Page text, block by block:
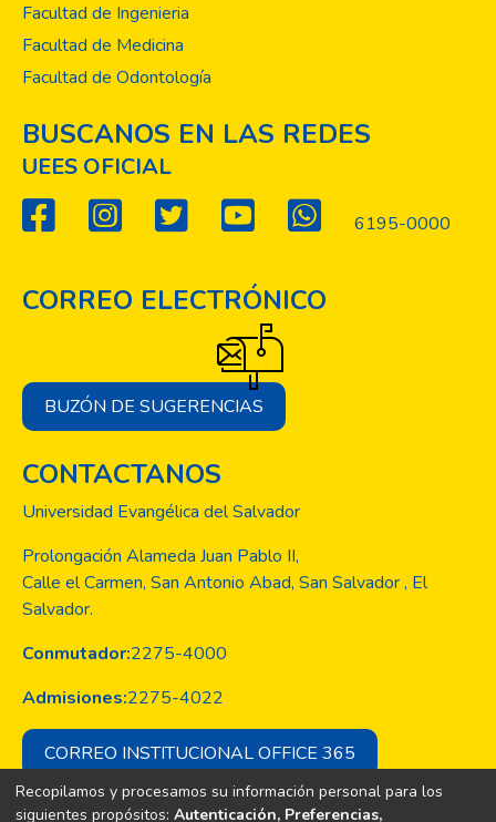
Facultad de Ingenieria
Facultad de Medicina
Facultad de Odontología
BUSCANOS EN LAS REDES
UEES OFICIAL
6195-0000
CORREO ELECTRÓNICO
BUZÓN DE SUGERENCIAS
CONTACTANOS
Universidad Evangélica del Salvador
Prolongación Alameda Juan Pablo II,
Calle el Carmen, San Antonio Abad, San Salvador , El
Salvador.
Conmutador:2275-4000
Admisiones:2275-4022
CORREO INSTITUCIONAL OFFICE 365
Recopilamos y procesamos su información personal para los
siguientes propósitos: Autenticación, Preferencias,